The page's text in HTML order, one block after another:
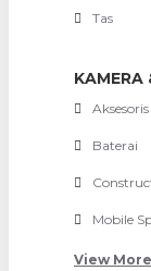
Tas
KAMERA
Baterai
Mobile
View More